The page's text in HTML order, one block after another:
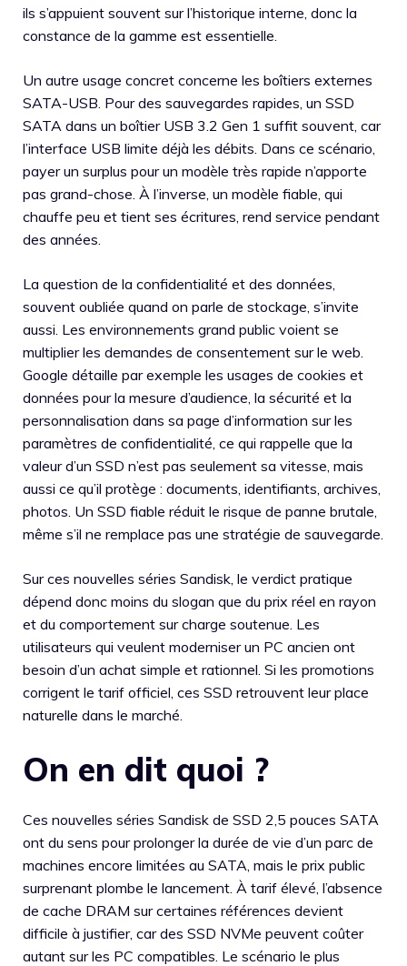
ils s’appuient souvent sur l’historique interne, donc la
constance de la gamme est essentielle.
Un autre usage concret concerne les boîtiers externes
SATA-USB. Pour des sauvegardes rapides, un SSD
SATA dans un boîtier USB 3.2 Gen 1 suffit souvent, car
l’interface USB limite déjà les débits. Dans ce scénario,
payer un surplus pour un modèle très rapide n’apporte
pas grand-chose. À l’inverse, un modèle fiable, qui
chauffe peu et tient ses écritures, rend service pendant
des années.
La question de la confidentialité et des données,
souvent oubliée quand on parle de stockage, s’invite
aussi. Les environnements grand public voient se
multiplier les demandes de consentement sur le web.
Google détaille par exemple les usages de cookies et
données pour la mesure d’audience, la sécurité et la
personnalisation dans sa page d’information sur les
paramètres de confidentialité, ce qui rappelle que la
valeur d’un SSD n’est pas seulement sa vitesse, mais
aussi ce qu’il protège : documents, identifiants, archives,
photos. Un SSD fiable réduit le risque de panne brutale,
même s’il ne remplace pas une stratégie de sauvegarde.
Sur ces nouvelles séries Sandisk, le verdict pratique
dépend donc moins du slogan que du prix réel en rayon
et du comportement sur charge soutenue. Les
utilisateurs qui veulent moderniser un PC ancien ont
besoin d’un achat simple et rationnel. Si les promotions
corrigent le tarif officiel, ces SSD retrouvent leur place
naturelle dans le marché.
On en dit quoi ?
Ces nouvelles séries Sandisk de SSD 2,5 pouces SATA
ont du sens pour prolonger la durée de vie d’un parc de
machines encore limitées au SATA, mais le prix public
surprenant plombe le lancement. À tarif élevé, l’absence
de cache DRAM sur certaines références devient
difficile à justifier, car des SSD NVMe peuvent coûter
autant sur les PC compatibles. Le scénario le plus